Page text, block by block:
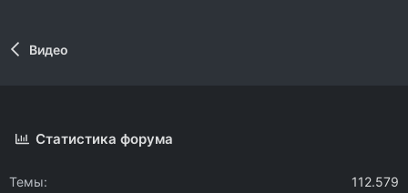
Видео
Статистика форума
Темы
112.579